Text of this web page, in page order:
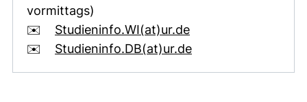
vormittags)
✉️ Studieninfo.WI​(at)​ur.de(öffnet Ihr E-Mail-
✉️ Studieninfo.DB​(at)​ur.de(öffnet Ihr E-Mail-